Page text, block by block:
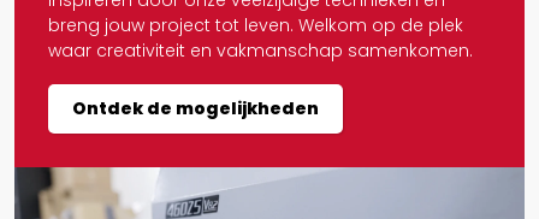
breng jouw project tot leven. Welkom op de plek
waar creativiteit en vakmanschap samenkomen.
Ontdek de mogelijkheden